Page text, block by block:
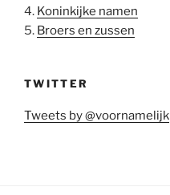
4. Koninkijke namen
5. Broers en zussen
TWITTER
Tweets by @voornamelijk